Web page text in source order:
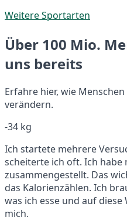
Weitere Sportarten
Über 100 Mio.
uns bereits
Erfahre hier, wie
verändern.
-34 kg
Ich startete mehrere
scheiterte ich oft. Ich habe
zusammengestellt. Das
das Kalorienzählen. Ich
was ich esse und auf
mich.